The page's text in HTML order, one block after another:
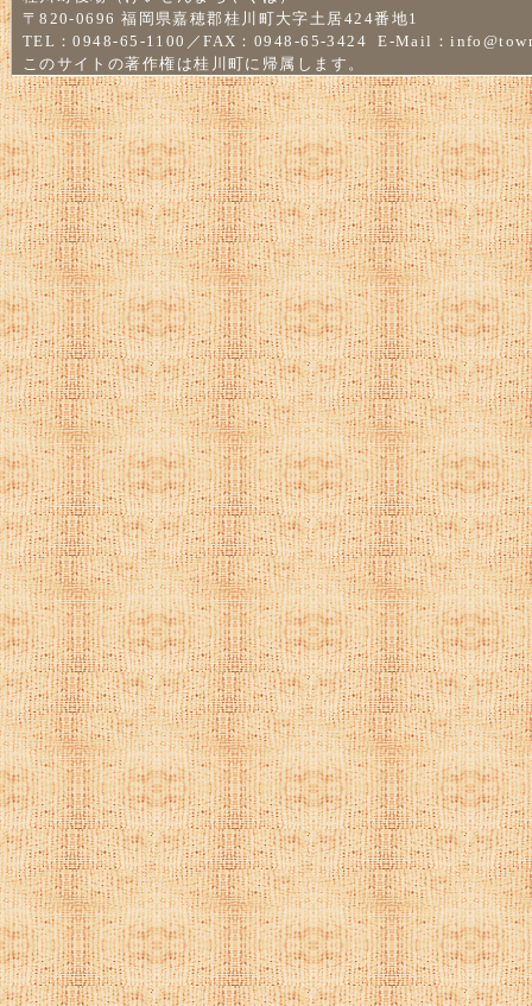
〒820-0696 福岡県嘉穂郡桂川町大字土居424番地1
TEL：0948-65-1100／FAX：0948-65-3424 E-Mail：
このサイトの著作権は桂川町に帰属します。